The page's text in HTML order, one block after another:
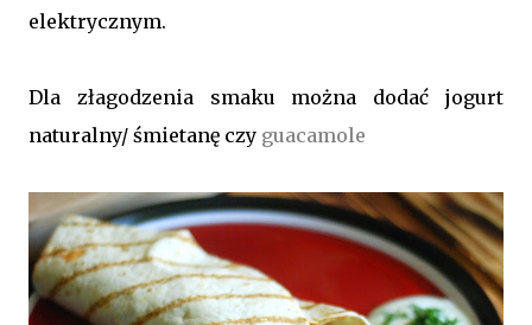
elektrycznym.
Dla złagodzenia smaku można dodać jogurt
naturalny/ śmietanę czy guacamole